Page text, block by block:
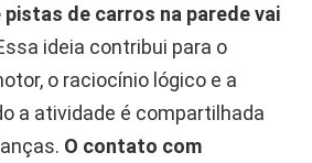
de carros na parede vai
ideia contribui para o
o raciocínio lógico e a
a atividade é compartilhada
O contato com